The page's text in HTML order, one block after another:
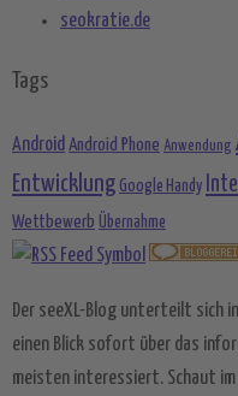
seokratie.de
Tags
Android Android Phone Anwendung
Entwicklung Google Handy
Wettbewerb Übernahme
Der seeXL-Blog unterteilt sich
einen Blick sofort über das
meisten interessiert. Schaut im